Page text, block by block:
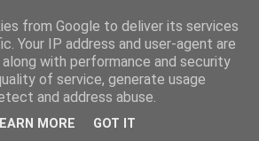
Plural
mundo
from Google to deliver its services
Your IP address and user-agent are
with performance and security
of service, generate usage
and address abuse.
MORE GOT IT